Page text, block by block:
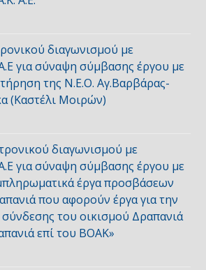
διαγωνισμού με
για σύναψη σύμβασης έργου με
της Ν.Ε.Ο. Αγ.Βαρβάρας-
(Καστέλι Μοιρών)
διαγωνισμού με
για σύναψη σύμβασης έργου με
έργα προσβάσεων
που αφορούν έργα για την
του οικισμού Δραπανιά
επί του ΒΟΑΚ»